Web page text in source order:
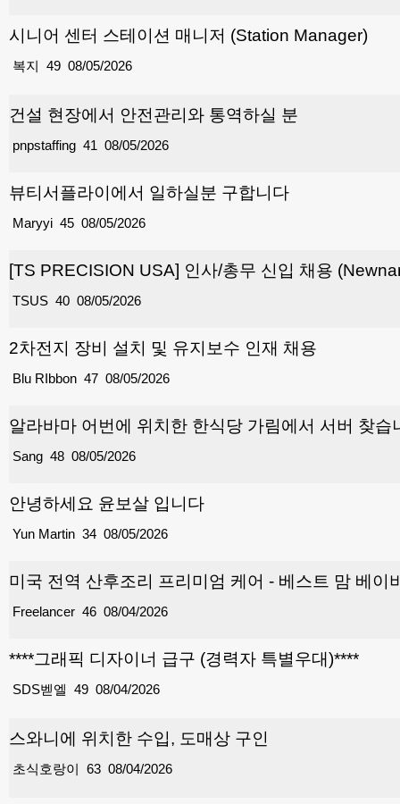
시니어 센터 스테이션 매니저 (Station Manager)
49
복지 08/05/2026
건설 현장에서 안전관리와 통역하실 분
41
pnpstaffing 08/05/2026
뷰티서플라이에서 일하실분 구합니다
45
Maryyi 08/05/2026
[TS PRECISION USA] 인사/총무 신입 채용
40
TSUS 08/05/2026
2차전지 장비 설치 및 유지보수 인재 채용
47
Blu RIbbon 08/05/2026
알라바마 어번에 위치한 한식당 가림에서 서버 찾습
48
Sang 08/05/2026
안녕하세요 윤보살 입니다
34
Yun Martin 08/05/2026
미국 전역 산후조리 프리미엄 케어 - 베스트 맘 베이
46
Freelancer 08/04/2026
****그래픽 디자이너 급구 (경력자 특별우대)****
49
SDS벧엘 08/04/2026
스와니에 위치한 수입, 도매상 구인
63
초식호랑이 08/04/2026